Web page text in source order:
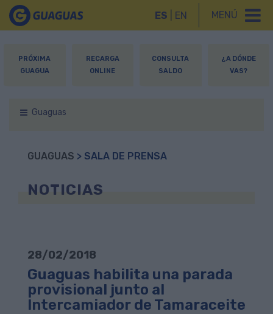
MENÚ
ES EN
PRÓXIMA
GUAGUA
RECARGA
ONLINE
CONSULTA
SALDO
¿A DÓNDE
VAS?
Guaguas
GUAGUAS > SALA DE PRENSA
NOTICIAS
28/02/2018
Guaguas habilita una parada
provisional junto al
Intercamiador de Tamaraceite